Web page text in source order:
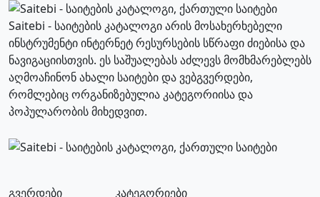
Saitebi - საიტების კატალოგი არის მოსახერხებელი
ინსტრუმენტი ინტერნეტ რესურსების სწრაფი ძიებისა და
ნავიგაციისთვის. ეს საშუალებას აძლევს მომხმარებლებს
აღმოაჩინონ ახალი საიტები და ვებგვერდები,
რომლებიც ორგანიზებულია კატეგორიისა და
პოპულარობის მიხედვით.
გვერდები კატეგორიები